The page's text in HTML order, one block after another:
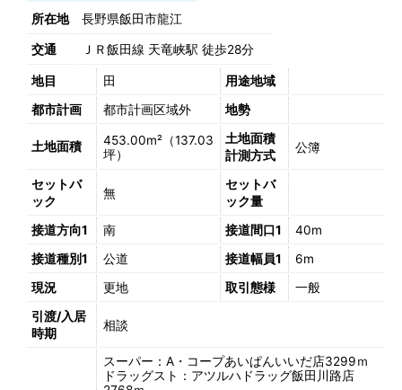
所在地 長野県飯田市龍江
交通 ＪＲ飯田線 天竜峡駅 徒歩28分
地目 田
用途地域
都市計画
都市計画区域外 地勢
土地面積
453.00m²（137.03
坪）
土地面積
計測方式
公簿
セットバ
ック
無
セットバ
ック量
接道方向1
南 接道間口1
40m
接道種別1
公道 接道幅員1
6m
現況
更地 取引態様
一般
引渡/入居
時期
相談
スーパー：A・コープあいぱんいいだ店3299ｍ
ドラッグスト：アツルハドラッグ飯田川路店